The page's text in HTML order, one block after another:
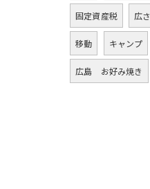
固定資産税 広さ
移動 キャンプ
広島 お好み焼き